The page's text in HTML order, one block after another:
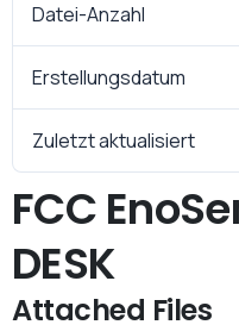
Datei-Anzahl
Erstellungsdatum
Zuletzt aktualisiert
FCC
DESK
Attached Files